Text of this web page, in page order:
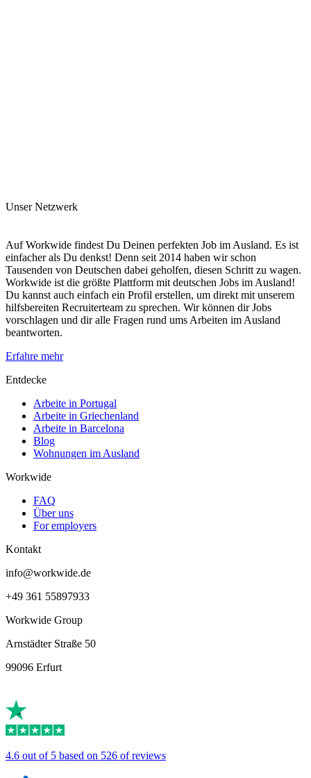
Unser Netzwerk
Auf Workwide findest Du Deinen perfekten Job im Ausland. Es ist
einfacher als Du denkst! Denn seit 2014 haben wir schon
Tausenden von Deutschen dabei geholfen, diesen Schritt zu wagen.
Workwide ist die größte Plattform mit deutschen Jobs im Ausland!
Du kannst auch einfach ein Profil erstellen, um direkt mit unserem
hilfsbereiten Recruiterteam zu sprechen. Wir können dir Jobs
vorschlagen und dir alle Fragen rund ums Arbeiten im Ausland
beantworten.
Erfahre mehr
Entdecke
Arbeite in Portugal
Arbeite in Griechenland
Arbeite in Barcelona
Blog
Wohnungen im Ausland
Workwide
FAQ
Über uns
For employers
Kontakt
info@workwide.de
+49 361 55897933
Workwide Group
Arnstädter Straße 50
99096 Erfurt
4.6 out of 5 based on 526 of reviews